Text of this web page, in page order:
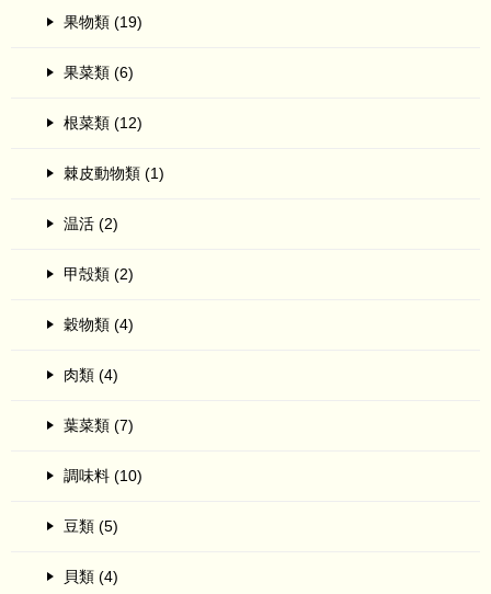
果物類 (19)
果菜類 (6)
根菜類 (12)
棘皮動物類 (1)
温活 (2)
甲殻類 (2)
穀物類 (4)
肉類 (4)
葉菜類 (7)
調味料 (10)
豆類 (5)
貝類 (4)